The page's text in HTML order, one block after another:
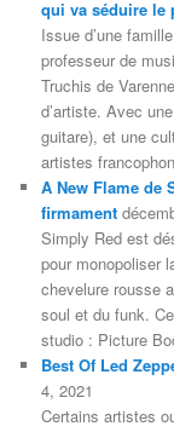
qui va séduire le
Issue d’une
professeur de
Truchis de
d’artiste. Avec
guitare), et une
artistes
A New Flame de
firmament
Simply Red est
pour monopoliser
chevelure rousse
soul et du funk.
studio : Picture
Best Of Led
4, 2021
Certains artistes